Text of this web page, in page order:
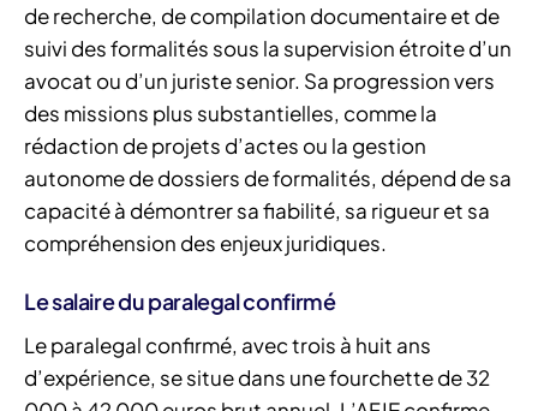
de recherche, de compilation documentaire et de
suivi des formalités sous la supervision étroite d’un
avocat ou d’un juriste senior. Sa progression vers
des missions plus substantielles, comme la
rédaction de projets d’actes ou la gestion
autonome de dossiers de formalités, dépend de sa
capacité à démontrer sa fiabilité, sa rigueur et sa
compréhension des enjeux juridiques.
Le salaire du paralegal confirmé
Le paralegal confirmé, avec trois à huit ans
d’expérience, se situe dans une fourchette de 32